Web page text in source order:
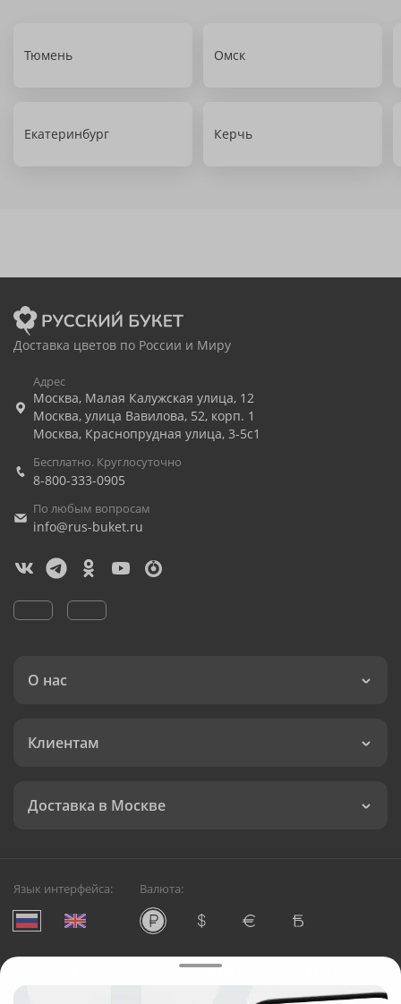
Тюмень Омск
Екатеринбург Керчь
Доставка цветов по России и Миру
Адрес
Москва, Малая Калужская улица, 12
Москва, улица Вавилова, 52, корп. 1
Москва, Краснопрудная улица, 3-5с1
Бесплатно. Круглосуточно
8-800-333-0905
По любым вопросам
info@rus-buket.ru
О нас
Клиентам
Доставка в Москве
Язык интерфейса: Валюта:
Служба круглосуточной доставки цветов в Москве
Русский Букет, 2026